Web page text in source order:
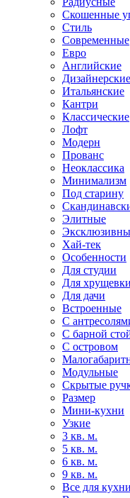
Скошенные
Стиль
Современные
Евро
Английские
Дизайнерские
Итальянские
Кантри
Классические
Лофт
Модерн
Прованс
Неоклассика
Минимализм
Под старину
Элитные
Хай-тек
Особенности
Для студии
Для хрущевки
Для дачи
Встроенные
С
С барной
С островом
Модульные
Скрытые
Размер
Мини-кухни
Узкие
3 кв. м.
5 кв. м.
6 кв. м.
9 кв. м.
Все для кухни